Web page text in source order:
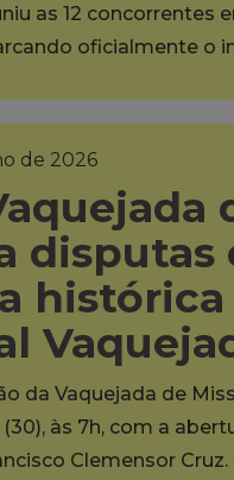
as 12 concorrentes
oficialmente o
de 2026
disputas
da Vaquejada de
às 7h, com a
Clemensor